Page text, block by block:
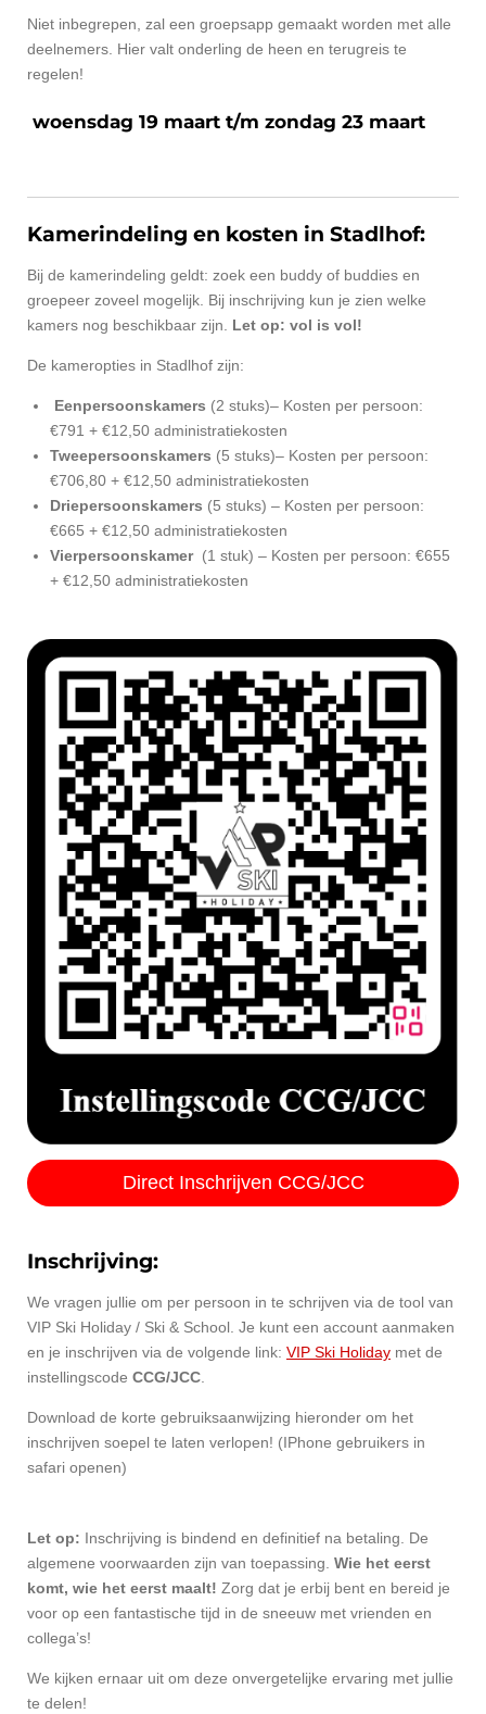
Niet inbegrepen, zal een groepsapp gemaakt worden met alle
deelnemers. Hier valt onderling de heen en terugreis te
regelen!
woensdag 19 maart t/m zondag 23 maart
Kamerindeling en kosten in Stadlhof:
Bij de kamerindeling geldt: zoek een buddy of buddies en
groepeer zoveel mogelijk. Bij inschrijving kun je zien welke
kamers nog beschikbaar zijn. Let op: vol is vol!
De kameropties in Stadlhof zijn:
Eenpersoonskamers (2 stuks)– Kosten per persoon:
€791 + €12,50 administratiekosten
Tweepersoonskamers (5 stuks)– Kosten per persoon:
€706,80 + €12,50 administratiekosten
Driepersoonskamers (5 stuks) – Kosten per persoon:
€665 + €12,50 administratiekosten
Vierpersoonskamer(1 stuk) – Kosten per persoon: €655
+ €12,50 administratiekosten
Direct Inschrijven CCG/JCC
Inschrijving:
We vragen jullie om per persoon in te schrijven via de tool van
VIP Ski Holiday / Ski & School. Je kunt een account aanmaken
en je inschrijven via de volgende link: VIP Ski Holiday met de
instellingscode CCG/JCC.
Download de korte gebruiksaanwijzing hieronder om het
inschrijven soepel te laten verlopen! (IPhone gebruikers in
safari openen)
Let op: Inschrijving is bindend en definitief na betaling. De
algemene voorwaarden zijn van toepassing. Wie het eerst
komt, wie het eerst maalt! Zorg dat je erbij bent en bereid je
voor op een fantastische tijd in de sneeuw met vrienden en
collega’s!
We kijken ernaar uit om deze onvergetelijke ervaring met jullie
te delen!